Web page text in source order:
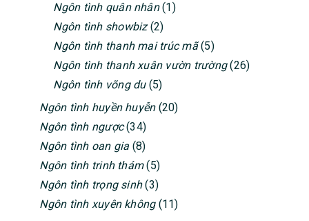
Ngôn tình quân nhân(1)
Ngôn tình showbiz(2)
Ngôn tình thanh mai trúc mã(5)
Ngôn tình thanh xuân vườn trường(26)
Ngôn tình võng du(5)
Ngôn tình huyền huyễn(20)
Ngôn tình ngược(34)
Ngôn tình oan gia (8)
Ngôn tình trinh thám(5)
Ngôn tình trọng sinh(3)
Ngôn tình xuyên không(11)